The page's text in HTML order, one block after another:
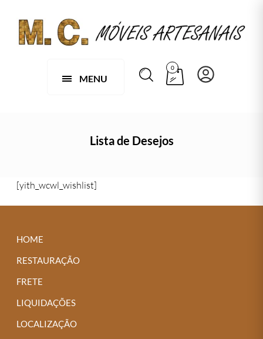
MENU
0
Lista de Desejos
[yith_wcwl_wishlist]
HOME
RESTAURAÇÃO
FRETE
LIQUIDAÇÕES
LOCALIZAÇÃO